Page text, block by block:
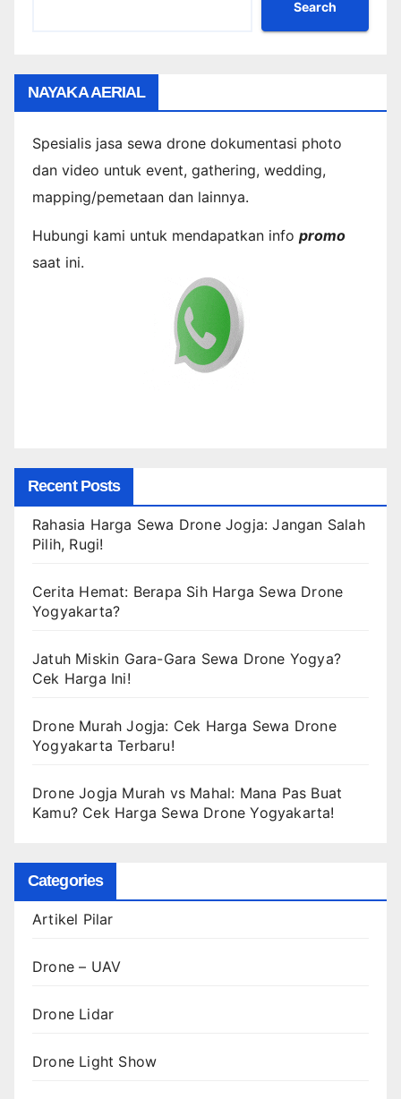
Search
NAYAKA AERIAL
Spesialis jasa sewa drone dokumentasi photo
dan video untuk event, gathering, wedding,
mapping/pemetaan dan lainnya.
Hubungi kami untuk mendapatkan info promo
saat ini.
Recent Posts
Rahasia Harga Sewa Drone Jogja: Jangan Salah
Pilih, Rugi!
Cerita Hemat: Berapa Sih Harga Sewa Drone
Yogyakarta?
Jatuh Miskin Gara-Gara Sewa Drone Yogya?
Cek Harga Ini!
Drone Murah Jogja: Cek Harga Sewa Drone
Yogyakarta Terbaru!
Drone Jogja Murah vs Mahal: Mana Pas Buat
Kamu? Cek Harga Sewa Drone Yogyakarta!
Categories
Artikel Pilar
Drone – UAV
Drone Lidar
Drone Light Show